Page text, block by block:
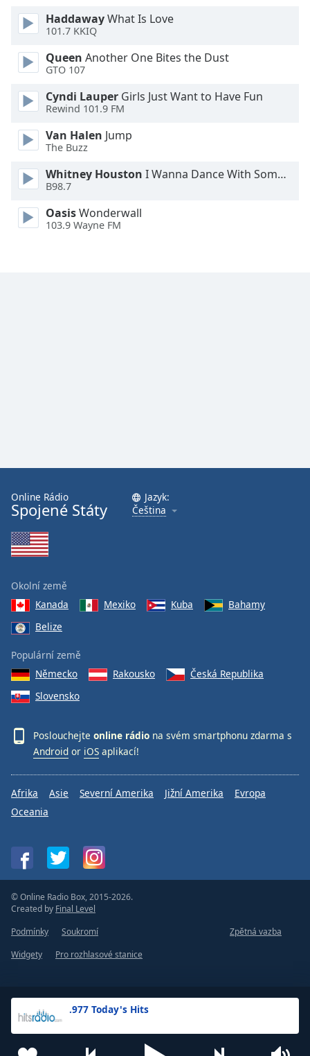
.977 Today's Hits
HaddawayWhat Is Love
101.7 KKIQ
Queen Another One Bites the Dust
GTO 107
Cyndi Lauper Girls Just Want to Have Fun
Rewind 101.9 FM
Van Halen Jump
The Buzz
Whitney Houston I Wanna Dance With Somebody
B98.7
OasisWonderwall
103.9 Wayne FM
Online Rádio
Spojené Státy
Jazyk:
Čeština
Okolní země
Kanada
Mexiko Kuba
Bahamy
Belize
Populární země
Německo
Rakousko
Česká Republika
Slovensko
Poslouchejte online rádio na svém smartphonu zdarma s
Android or iOS aplikací!
Afrika Asie Severní Amerika Jižní Amerika
Evropa
Oceania
© Online Radio Box, 2015-2026.
Created by Final Level
Podmínky
Soukromí
Zpětná vazba
Widgety
Pro rozhlasové stanice